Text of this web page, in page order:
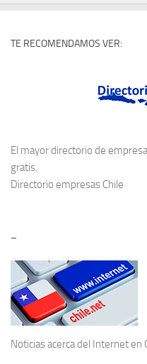
TE RECOMENDAMOS VER:
El mayor directorio de
gratis.
Directorio empresas Chile
–
Noticias acerca del Internet en